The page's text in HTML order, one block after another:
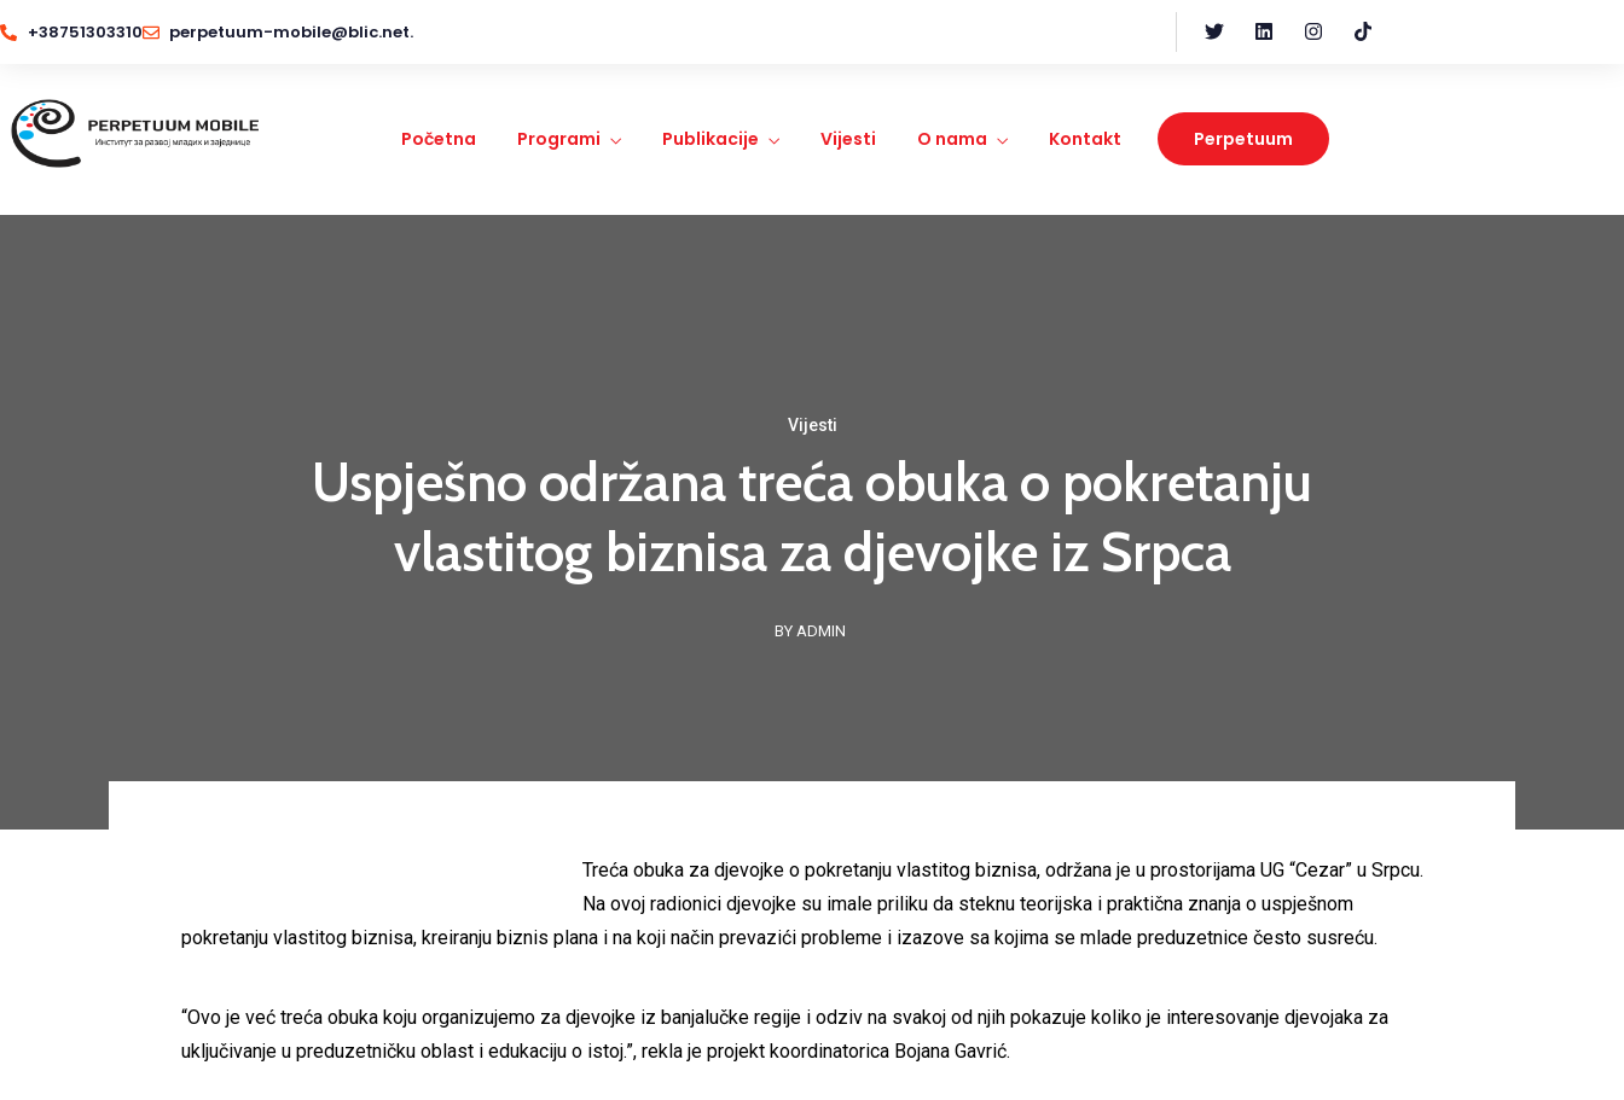
+38751303310 perpetuum-mobile@blic.net.
Početna Programi Publikacije Vijesti O nama Kontakt Perpetuum
Vijesti
Uspješno održana treća obuka o pokretanju
vlastitog biznisa za djevojke iz Srpca
BY ADMIN
Treća obuka za djevojke o pokretanju vlastitog biznisa, održana je u prostorijama UG “Cezar” u Srpcu.
Na ovoj radionici djevojke su imale priliku da steknu teorijska i praktična znanja o uspješnom
pokretanju vlastitog biznisa, kreiranju biznis plana i na koji način prevazići probleme i izazove sa kojima se mlade preduzetnice često susreću.
“Ovo je već treća obuka koju organizujemo za djevojke iz banjalučke regije i odziv na svakoj od njih pokazuje koliko je interesovanje djevojaka za
uključivanje u preduzetničku oblast i edukaciju o istoj.”, rekla je projekt koordinatorica Bojana Gavrić.